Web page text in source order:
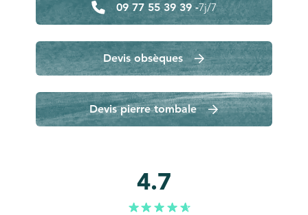
09 77 55 39 39 -7j/7
Devis obsèques
Devis pierre tombale
4.7